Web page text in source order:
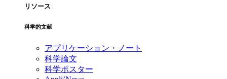
リソース
科学的文献
アプリケーション・ノート
科学論文
科学ポスター